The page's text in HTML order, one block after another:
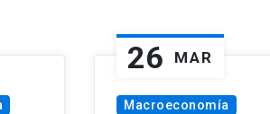
26 MAR
Macroeconomía